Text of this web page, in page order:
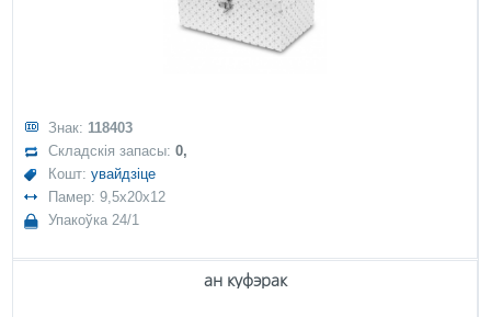
Знак: 118403
Складскія запасы:0,
Кошт:увайдзіце
Памер: 9,5x20x12
Упакоўка 24/1
ан куфэрак